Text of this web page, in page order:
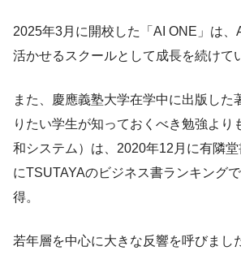
2025年3月に開校した「AI ONE」は、
活かせるスクールとして成長を続けて
また、慶應義塾大学在学中に出版した
りたい学生が知っておくべき勉強より
和システム）は、2020年12月に有隣堂
にTSUTAYAのビジネス書ランキング
得。
若年層を中心に大きな反響を呼びまし